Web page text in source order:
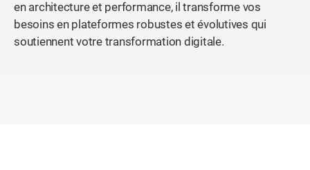
en architecture et performance, il transforme vos
besoins en plateformes robustes et évolutives qui
soutiennent votre transformation digitale.